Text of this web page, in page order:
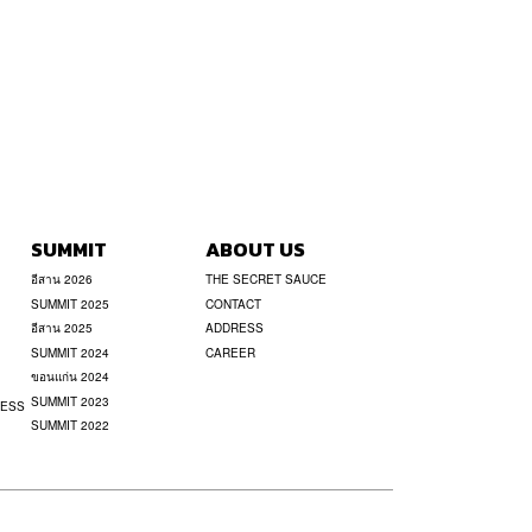
SUMMIT
อีสาน 2026
SUMMIT 2025
อีสาน 2025
SUMMIT 2024
ขอนแก่น 2024
SUMMIT 2023
SUMMIT 2022
ABOUT US
THE SECRET SAUCE
CONTACT
ADDRESS
CAREER